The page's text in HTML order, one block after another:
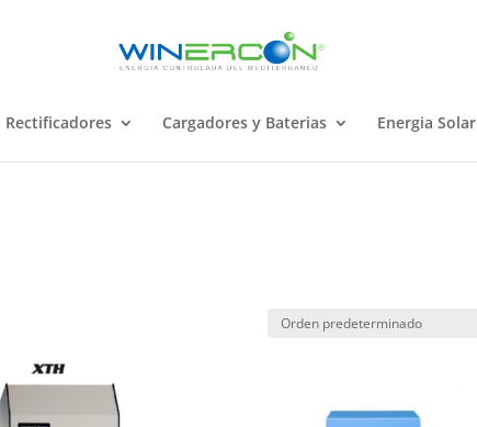
Rectificadores Cargadores y Baterias Energia Solar